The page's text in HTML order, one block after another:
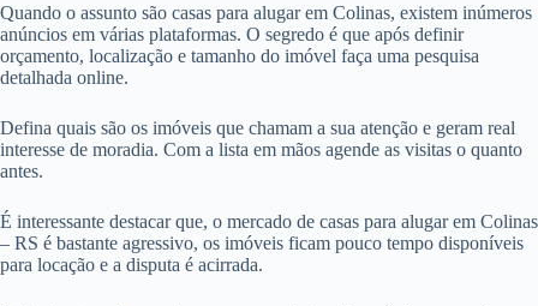
Quando o assunto são casas para alugar em Colinas, existem inúmeros
anúncios em várias plataformas. O segredo é que após definir
orçamento, localização e tamanho do imóvel faça uma pesquisa
detalhada online.
Defina quais são os imóveis que chamam a sua atenção e geram real
interesse de moradia. Com a lista em mãos agende as visitas o quanto
antes.
É interessante destacar que, o mercado de casas para alugar em Colinas
– RS é bastante agressivo, os imóveis ficam pouco tempo disponíveis
para locação e a disputa é acirrada.